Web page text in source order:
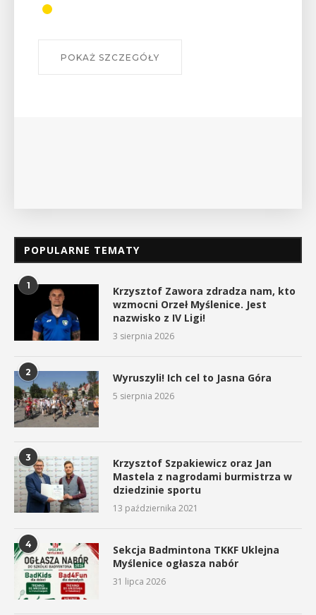
W środę 12 sierpnia o godz. 17 w Miejskiej
POPULARNE TEMATY
1
Krzysztof Zawora zdradza nam, kto
wzmocni Orzeł Myślenice. Jest
nazwisko z IV Ligi!
3 sierpnia 2026
2 Wyruszyli! Ich cel to Jasna Góra
5 sierpnia 2026
3
Krzysztof Szpakiewicz oraz Jan
Mastela z nagrodami burmistrza w
dziedzinie sportu
13 października 2021
4
Sekcja Badmintona TKKF Uklejna
Myślenice ogłasza nabór
31 lipca 2026